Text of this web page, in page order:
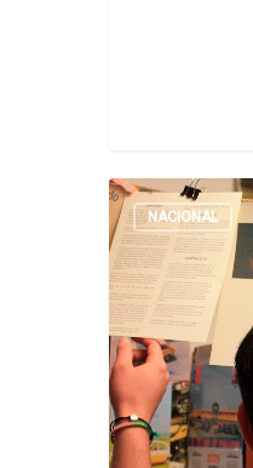
NACIONAL